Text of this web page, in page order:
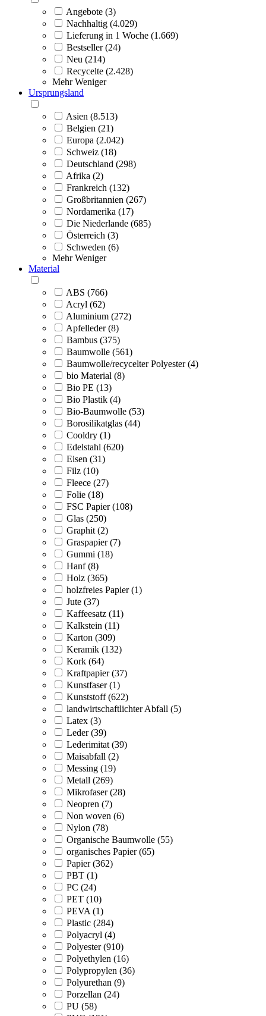
Angebote (3)
Nachhaltig (4.029)
Lieferung in 1 Woche (1.669)
Bestseller (24)
Neu (214)
Recycelte (2.428)
Mehr Weniger
Ursprungsland
Asien (8.513)
Belgien (21)
Europa (2.042)
Schweiz (18)
Deutschland (298)
Afrika (2)
Frankreich (132)
Großbritannien (267)
Nordamerika (17)
Die Niederlande (685)
Österreich (3)
Schweden (6)
Mehr Weniger
Material
ABS (766)
Acryl (62)
Aluminium (272)
Apfelleder (8)
Bambus (375)
Baumwolle (561)
Baumwolle/recycelter Polyester (4)
bio Material (8)
Bio PE (13)
Bio Plastik (4)
Bio-Baumwolle (53)
Borosilikatglas (44)
Cooldry (1)
Edelstahl (620)
Eisen (31)
Filz (10)
Fleece (27)
Folie (18)
FSC Papier (108)
Glas (250)
Graphit (2)
Graspapier (7)
Gummi (18)
Hanf (8)
Holz (365)
holzfreies Papier (1)
Jute (37)
Kaffeesatz (11)
Kalkstein (11)
Karton (309)
Keramik (132)
Kork (64)
Kraftpapier (37)
Kunstfaser (1)
Kunststoff (622)
landwirtschaftlichter Abfall (5)
Latex (3)
Leder (39)
Lederimitat (39)
Maisabfall (2)
Messing (19)
Metall (269)
Mikrofaser (28)
Neopren (7)
Non woven (6)
Nylon (78)
Organische Baumwolle (55)
organisches Papier (65)
Papier (362)
PBT (1)
PC (24)
PET (10)
PEVA (1)
Plastic (284)
Polyacryl (4)
Polyester (910)
Polyethylen (16)
Polypropylen (36)
Polyurethan (9)
Porzellan (24)
PU (58)